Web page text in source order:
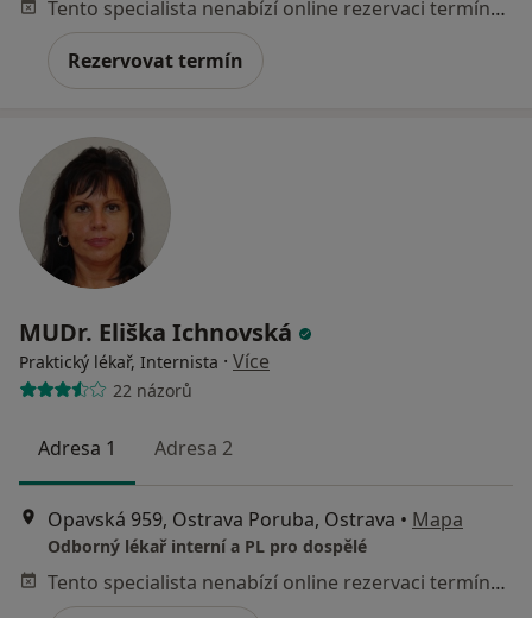
Tento specialista nenabízí online rezervaci termínu na této adrese.
Rezervovat termín
MUDr. Eliška Ichnovská
Praktický lékař, Internista · Více
22 názorů
Adresa 1 Adresa 2
Opavská 959, Ostrava Poruba, Ostrava • Mapa
Odborný lékař interní a PL pro dospělé
Tento specialista nenabízí online rezervaci termínu na této adrese.